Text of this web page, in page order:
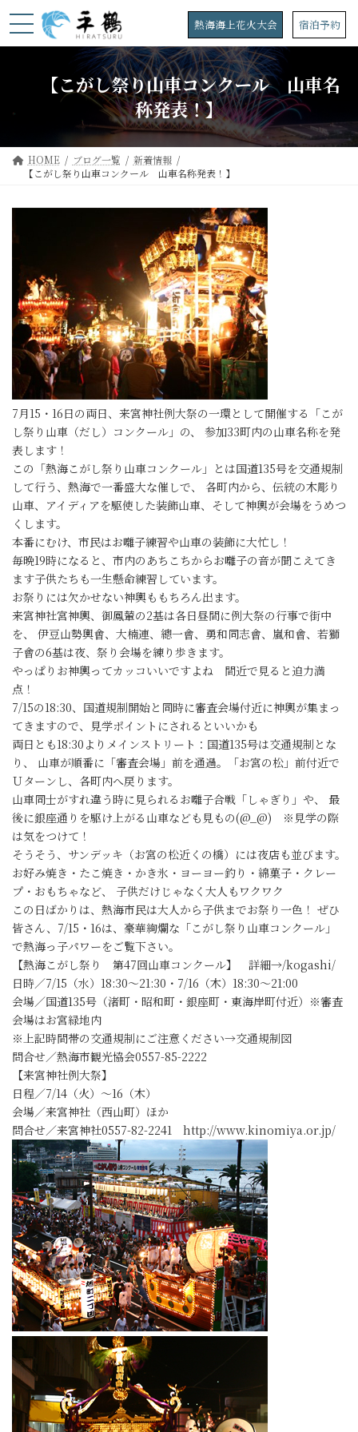
ン
プ
ビ
動
熱海海上花火大会 宿泊予約
【こがし祭り山車コンクール 山車名
称発表！】
HOME ブログ一覧
新着情報
【こがし祭り山車コンクール 山車名称発表！】
7月15・16日の両日、来宮神社例大祭の一環として開催する「こが
し祭り山車（だし）コンクール」の、 参加33町内の山車名称を発
表します！
この「熱海こがし祭り山車コンクール」とは国道135号を交通規制
して行う、熱海で一番盛大な催しで、 各町内から、伝統の木彫り
山車、アイディアを駆使した装飾山車、そして神輿が会場をうめつ
くします。
本番にむけ、市民はお囃子練習や山車の装飾に大忙し！
毎晩19時になると、市内のあちこちからお囃子の音が聞こえてき
ます子供たちも一生懸命練習しています。
お祭りには欠かせない神輿ももちろん出ます。
来宮神社宮神輿、御鳳輦の2基は各日昼間に例大祭の行事で街中
を、 伊豆山勢輿會、大楠連、總一會、勇和同志會、嵐和會、若獅
子會の6基は夜、祭り会場を練り歩きます。
やっぱりお神輿ってカッコいいですよね 間近で見ると迫力満
点！
7/15の18:30、国道規制開始と同時に審査会場付近に神輿が集まっ
てきますので、見学ポイントにされるといいかも
両日とも18:30よりメインストリート：国道135号は交通規制とな
り、 山車が順番に「審査会場」前を通過。「お宮の松」前付近で
Ｕターンし、各町内へ戻ります。
山車同士がすれ違う時に見られるお囃子合戦「しゃぎり」や、 最
後に銀座通りを駆け上がる山車なども見もの(@_@) ※見学の際
は気をつけて！
そうそう、サンデッキ（お宮の松近くの橋）には夜店も並びます。
お好み焼き・たこ焼き・かき氷・ヨーヨー釣り・綿菓子・クレー
プ・おもちゃなど、 子供だけじゃなく大人もワクワク
この日ばかりは、熱海市民は大人から子供までお祭り一色！ ぜひ
皆さん、7/15・16は、豪華絢爛な「こがし祭り山車コンクール」
で熱海っ子パワーをご覧下さい。
【熱海こがし祭り 第47回山車コンクール】 詳細→/kogashi/
日時／7/15（水）18:30～21:30・7/16（木）18:30～21:00
会場／国道135号（渚町・昭和町・銀座町・東海岸町付近）※審査
会場はお宮緑地内
※上記時間帯の交通規制にご注意ください→交通規制図
問合せ／熱海市観光協会0557-85-2222
【来宮神社例大祭】
日程／7/14（火）～16（木）
会場／来宮神社（西山町）ほか
問合せ／来宮神社0557-82-2241 http://www.kinomiya.or.jp/